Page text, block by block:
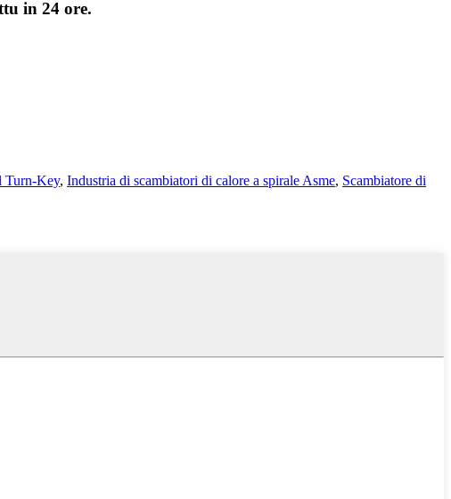
in 24 ore.
Turn-Key, Industria di scambiatori di calore a spirale Asme, Scambiatore di